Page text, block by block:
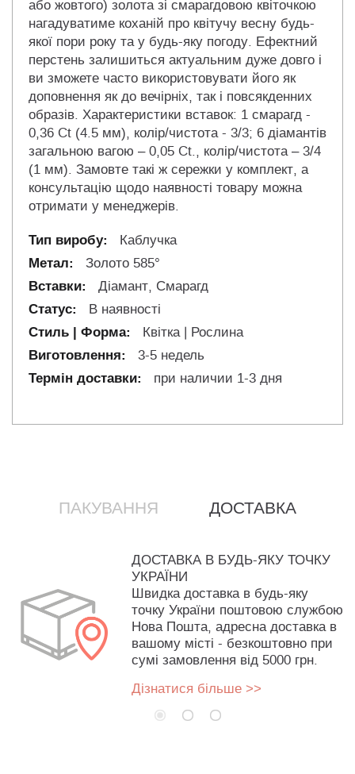
або жовтого) золота зі смарагдовою квіточкою
нагадуватиме коханій про квітучу весну будь-
якої пори року та у будь-яку погоду. Ефектний
перстень залишиться актуальним дуже довго і
ви зможете часто використовувати його як
доповнення як до вечірніх, так і повсякденних
образів. Характеристики вставок: 1 смарагд -
0,36 Ct (4.5 мм), колір/чистота - 3/3; 6 діамантів
загальною вагою – 0,05 Ct., колір/чистота – 3/4
(1 мм). Замовте такі ж сережки у комплект, а
консультацію щодо наявності товару можна
отримати у менеджерів.
Каблучка
Золото 585°
Діамант, Смарагд
В наявності
Квітка | Рослина
3-5 недель
при наличии 1-3 дня
ПАКУВАННЯ ДОСТАВКА
ДОСТАВКА В БУДЬ-ЯКУ ТОЧКУ
УКРАЇНИ
Швидка доставка в будь-яку
точку України поштовою службою
Нова Пошта, адресна доставка в
вашому місті - безкоштовно при
сумі замовлення від 5000 грн.
Дізнатися більше >>